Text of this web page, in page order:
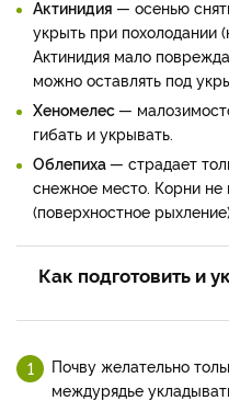
Актинидия — осенью
укрыть при похолодании
Акти­нидия мало
можно оставлять под
Хеномелес—
гибать и укрывать.
Облепиха — страдает
снежное место. Корни
(поверхност­ное
Как подготовить и
Почву желатель­но
междурядье